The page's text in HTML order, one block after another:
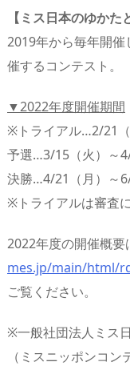
【ミス日本のゆかた
2019年から毎年開
催するコンテスト。
▼2022年度開催期間
※トライアル…2/21（
予選…3/15（火）～4/
決勝…4/21（月）～6/
※トライアルは審査
2022年度の開催概要
mes.jp/main/html/
ご覧ください。
※一般社団法人ミス
（ミスニッポンコ